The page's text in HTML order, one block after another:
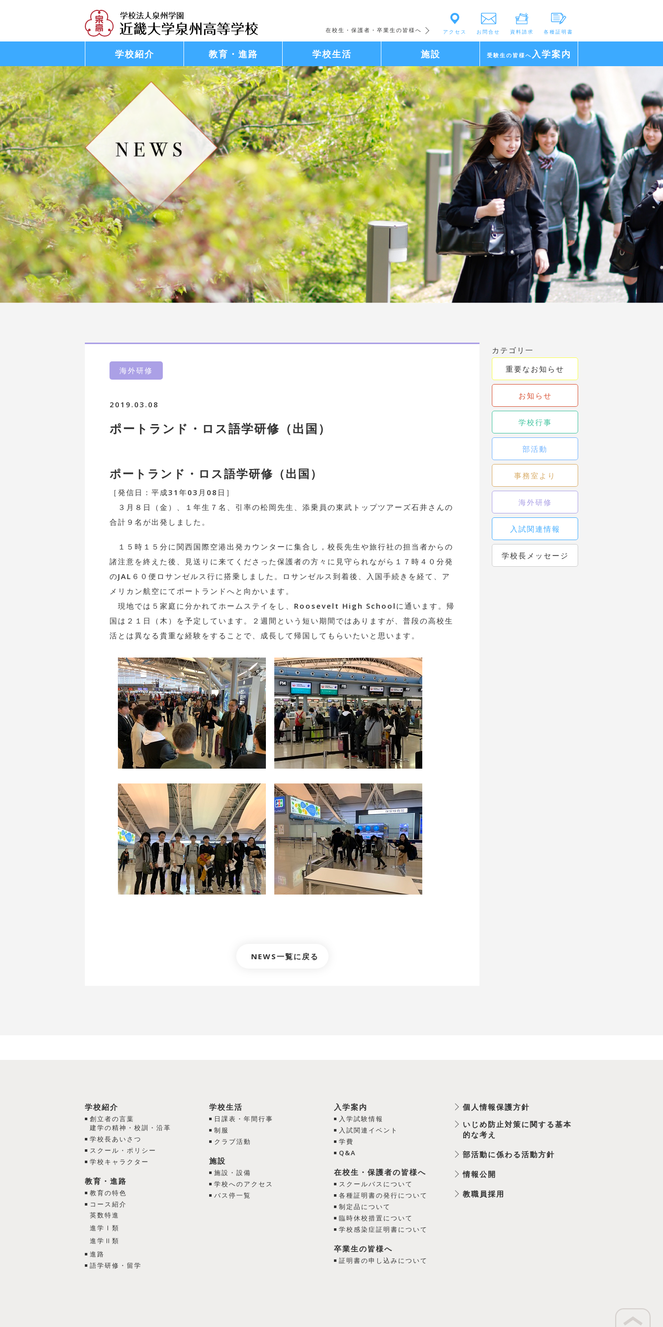
在校生・保護者・卒業生の皆様へ アクセス お問合せ 資料請求 各種証明書
学校紹介 教育・進路 学校生活 施設 受験生の皆様へ 入学案内
海外研修
2019.03.08
ポートランド・ロス語学研修（出国）
ポートランド・ロス語学研修（出国）
［発信日：平成31年03月08日］
３月８日（金）、１年生７名、引率の松岡先生、添乗員の東武トップツアーズ石井さんの
合計９名が出発しました。
１５時１５分に関西国際空港出発カウンターに集合し，校長先生や旅行社の担当者からの
諸注意を終えた後、見送りに来てくださった保護者の方々に見守られながら１７時４０分発
のJAL６０便ロサンゼルス行に搭乗しました。ロサンゼルス到着後、入国手続きを経て、ア
メリカン航空にてポートランドへと向かいます。
現地では５家庭に分かれてホームステイをし、Roosevelt High Schoolに通います。帰
国は２１日（木）を予定しています。２週間という短い期間ではありますが、普段の高校生
活とは異なる貴重な経験をすることで、成長して帰国してもらいたいと思います。
NEWS一覧に戻る
カテゴリ一
重要なお知らせ
お知らせ
学校行事
部活動
事務室より
海外研修
入試関連情報
学校長メッセージ
学校紹介
創立者の言葉
建学の精神・校訓・沿革
学校長あいさつ
スクール・ポリシー
学校キャラクター
教育・進路
教育の特色
コース紹介
英数特進
進学Ⅰ類
進学Ⅱ類
進路
語学研修・留学
学校生活
日課表・年間行事
制服
クラブ活動
施設
施設・設備
学校へのアクセス
バス停一覧
入学案内
入学試験情報
入試関連イベント
学費
Q&A
在校生・保護者の皆様へ
スクールバスについて
各種証明書の発行について
制定品について
臨時休校措置について
学校感染症証明書について
卒業生の皆様へ
証明書の申し込みについて
個人情報保護方針
いじめ防止対策に関する基本
的な考え
部活動に係わる活動方針
情報公開
教職員採用